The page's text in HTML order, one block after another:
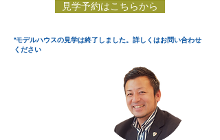
見学予約はこちらから
*モデルハウスの見学は終了しました。詳しくはお問い合わせ
ください